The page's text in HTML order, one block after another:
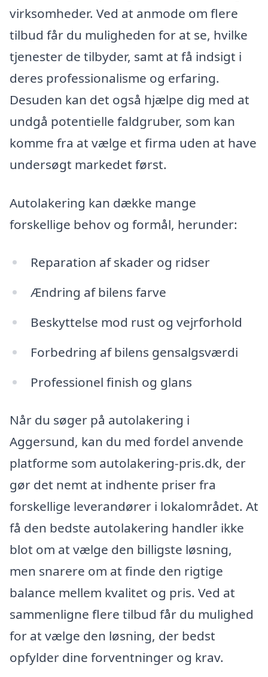
virksomheder. Ved at anmode om flere
tilbud får du muligheden for at se, hvilke
tjenester de tilbyder, samt at få indsigt i
deres professionalisme og erfaring.
Desuden kan det også hjælpe dig med at
undgå potentielle faldgruber, som kan
komme fra at vælge et firma uden at have
undersøgt markedet først.
Autolakering kan dække mange
forskellige behov og formål, herunder:
Reparation af skader og ridser
Ændring af bilens farve
Beskyttelse mod rust og vejrforhold
Forbedring af bilens gensalgsværdi
Professionel finish og glans
Når du søger på autolakering i
Aggersund, kan du med fordel anvende
platforme som autolakering-pris.dk, der
gør det nemt at indhente priser fra
forskellige leverandører i lokalområdet. At
få den bedste autolakering handler ikke
blot om at vælge den billigste løsning,
men snarere om at finde den rigtige
balance mellem kvalitet og pris. Ved at
sammenligne flere tilbud får du mulighed
for at vælge den løsning, der bedst
opfylder dine forventninger og krav.